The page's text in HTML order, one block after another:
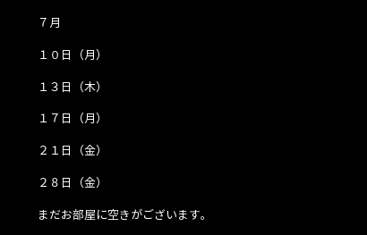
７月
１０日（月）
１３日（木）
１７日（月）
２１日（金）
２８日（金）
まだお部屋に空きがございます。